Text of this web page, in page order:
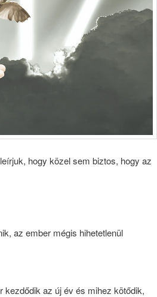
hogy közel sem biztos, hogy az
az ember mégis hihetetlenül
kezdődik az új év és mihez kötődik,